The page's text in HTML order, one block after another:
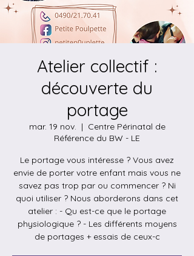
Atelier collectif :
découverte du
portage
mar. 19 nov.
  |
Centre Périnatal de
Référence du BW - LE
Le portage vous intéresse ? Vous avez
envie de porter votre enfant mais vous ne
savez pas trop par ou commencer ? Ni
quoi utiliser ? Nous aborderons dans cet
atelier : - Qu est-ce que le portage
physiologique ? - Les différents moyens
de portages + essais de ceux-c